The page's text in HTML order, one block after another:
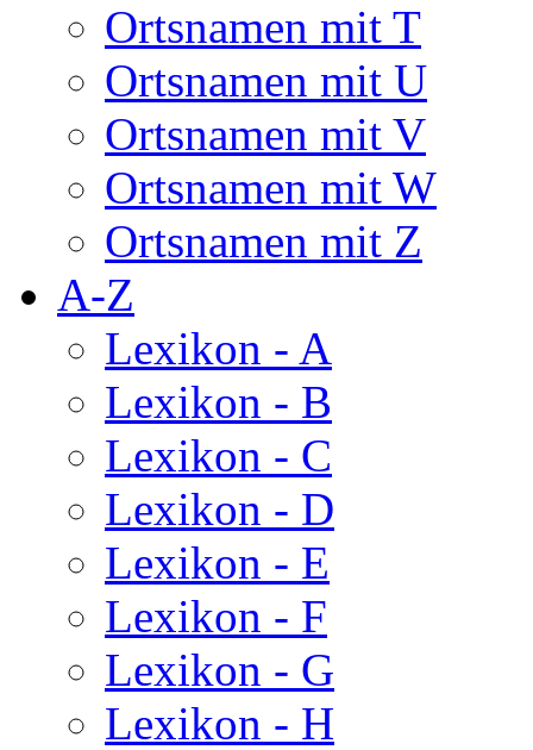
Ortsnamen mit T
Ortsnamen mit U
Ortsnamen mit V
Ortsnamen mit W
Ortsnamen mit Z
A-Z
Lexikon - A
Lexikon - B
Lexikon - C
Lexikon - D
Lexikon - E
Lexikon - F
Lexikon - G
Lexikon - H